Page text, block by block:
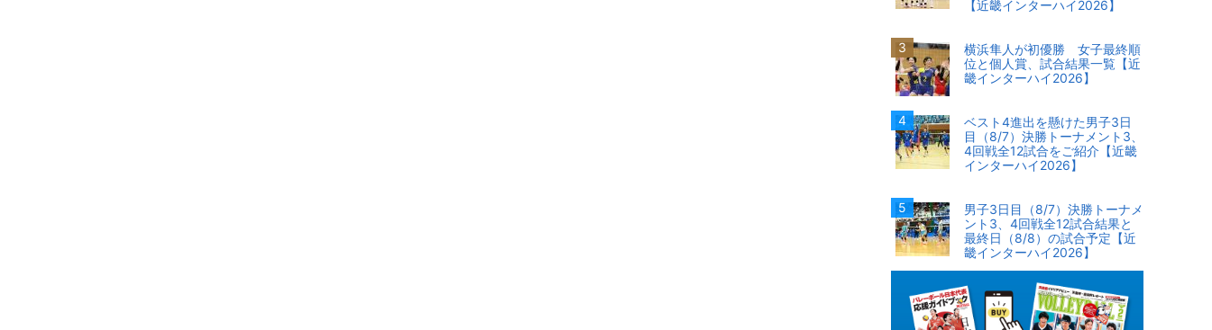
【近畿インターハイ2026】
横浜隼人が初優勝 女子最終順
位と個人賞、試合結果一覧【近
畿インターハイ2026】
ベスト4進出を懸けた男子3日
目（8/7）決勝トーナメント3、
4回戦全12試合をご紹介【近畿
インターハイ2026】
男子3日目（8/7）決勝トーナメ
ント3、4回戦全12試合結果と
最終日（8/8）の試合予定【近
畿インターハイ2026】